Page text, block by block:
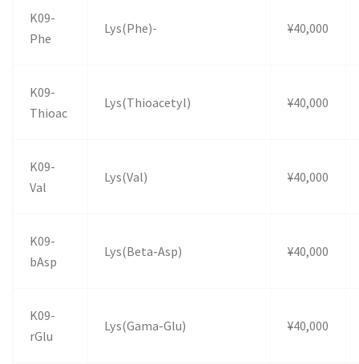
K09-
Phe
Lys(Phe)- ¥40,000
K09-
Thioac
Lys(Thioacetyl) ¥40,000
K09-
Val
Lys(Val) ¥40,000
K09-
bAsp
Lys(Beta-Asp) ¥40,000
K09-
rGlu
Lys(Gama-Glu) ¥40,000